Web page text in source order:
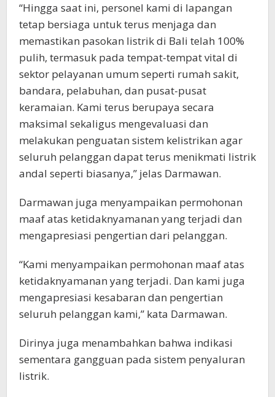
“Hingga saat ini, personel kami di lapangan
tetap bersiaga untuk terus menjaga dan
memastikan pasokan listrik di Bali telah 100%
pulih, termasuk pada tempat-tempat vital di
sektor pelayanan umum seperti rumah sakit,
bandara, pelabuhan, dan pusat-pusat
keramaian. Kami terus berupaya secara
maksimal sekaligus mengevaluasi dan
melakukan penguatan sistem kelistrikan agar
seluruh pelanggan dapat terus menikmati listrik
andal seperti biasanya,” jelas Darmawan.
Darmawan juga menyampaikan permohonan
maaf atas ketidaknyamanan yang terjadi dan
mengapresiasi pengertian dari pelanggan.
“Kami menyampaikan permohonan maaf atas
ketidaknyamanan yang terjadi. Dan kami juga
mengapresiasi kesabaran dan pengertian
seluruh pelanggan kami,” kata Darmawan.
Dirinya juga menambahkan bahwa indikasi
sementara gangguan pada sistem penyaluran
listrik.